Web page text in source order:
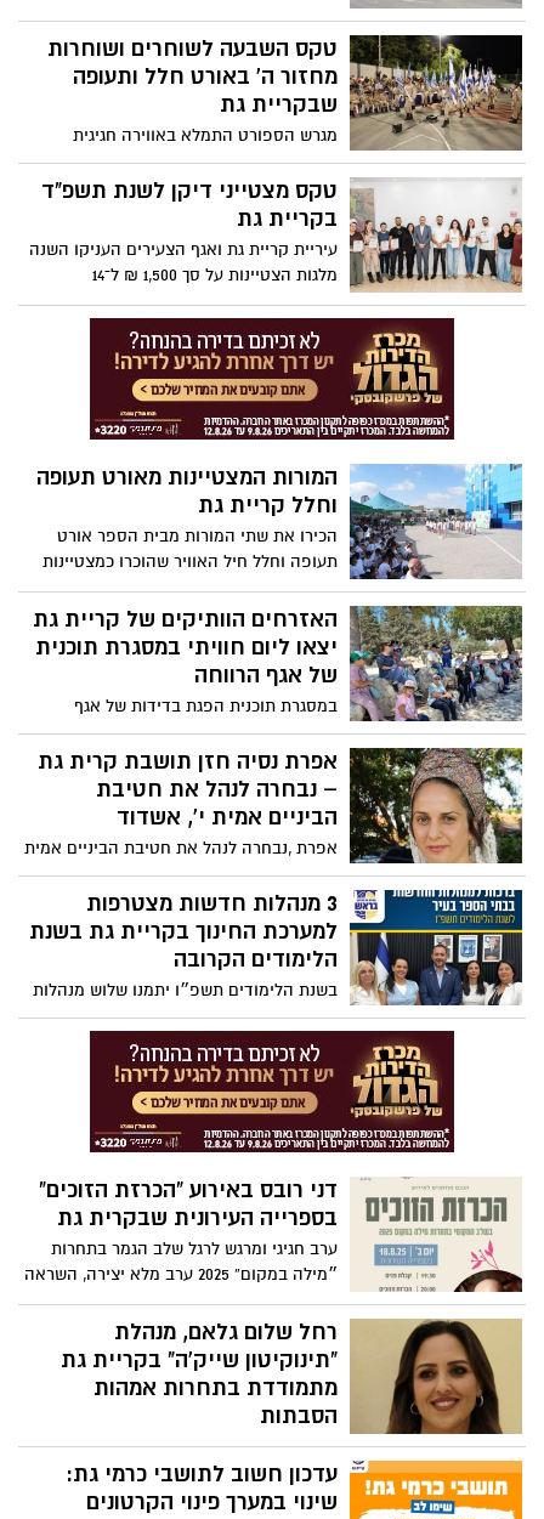
(30.09.2025-01.10.2025) יעודכנו מחירי מוצרי
הדלק הנמצאים בפיקוח, הנמכרים לצרכן
בתחנות הדלק
טקס השבעה לשוחרים ושוחרות
מחזור ה' באורט חלל ותעופה
שבקריית גת
מגרש הספורט התמלא באווירה חגיגית
במיוחד. למעלה מאלף הורים, תלמידים
ואורחים הגיעו לצפות ברגע שבו 143 שוחרים
חדשים מכיתות ט' וי' נשבעו אמונים והצטרפו
טקס מצטייני דיקן לשנת תשפ"ד
בקריית גת
עיריית קריית גת ואגף הצעירים העניקו השנה
מלגות הצטיינות על סך 1,500 ₪ ל־14
סטודנטים וסטודנטיות תושבי העיר, שנבחרו
כמצטייני דיקן בפקולטות המובילות בישראל.
המורות המצטיינות מאורט תעופה
וחלל קריית גת
הכירו את שתי המורות מבית הספר אורט
תעופה וחלל חיל האוויר שהוכרו כמצטיינות
וקיבלו אותות הצטיינות על פועלן החינוכי
האזרחים הוותיקים של קריית גת
יצאו ליום חוויתי במסגרת תוכנית
של אגף הרווחה
במסגרת תוכנית הפגת בדידות של אגף
הרווחה, האזרחים הוותיקים יצאו ליום חווייתי
ומעשיר בבית שמש
אפרת נסיה חזן תושבת קרית גת
– נבחרה לנהל את חטיבת
הביניים אמית י', אשדוד
אפרת ,נבחרה לנהל את חטיבת הביניים אמית
י' בעיר אשדוד, ומביאה עמה חזון חינוכי של
אמון, ערכים וצמיחה אישית
3 מנהלות חדשות מצטרפות
למערכת החינוך בקריית גת בשנת
הלימודים הקרובה
בשנת הלימודים תשפ״ו יתמנו שלוש מנהלות
חדשות המנהלות נבחרו בקפידה על ידי
הגורמים המקצועיים, והן מביאות עמן ניסיון
חינוכי עשיר, הכשרה אקדמית מקיפה,
שליחות ערכית ומקצועיות רבה
דני רובס באירוע “הכרזת הזוכים”
בספרייה העירונית שבקרית גת
ערב חגיגי ומרגש לרגל שלב הגמר בתחרות
״מילה במקום” 2025 ערב מלא יצירה, השראה
ואמנות, עם הופעה מיוחדת של דני רובס
רחל שלום גלאם, מנהלת
"תינוקיטון שייק'ה" בקריית גת
מתמודדת בתחרות אמהות
הסבתות
רחל שלום גלאם, בת 48, אמא לארבעה
ותושבת "אחוזת אתרוג" במרכז שפירא
עדכון חשוב לתושבי כרמי גת:
שינוי במערך פינוי הקרטונים